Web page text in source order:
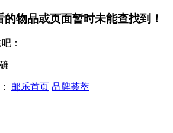
物品或页面暂时未能查找到！
：
邮乐首页 品牌荟萃